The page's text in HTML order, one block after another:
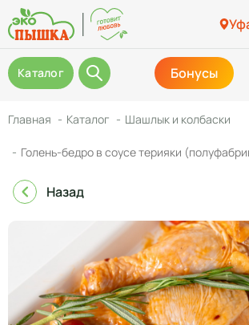
Каталог Бонусы
Главная Каталог Шашлык и колбаски
Голень-бедро в соусе терияки
Назад